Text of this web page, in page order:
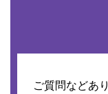
ご質問などあ